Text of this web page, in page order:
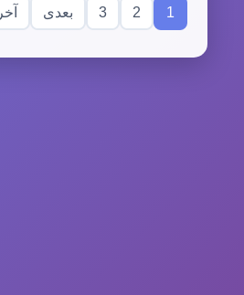
1
2
3 بعدی آخر